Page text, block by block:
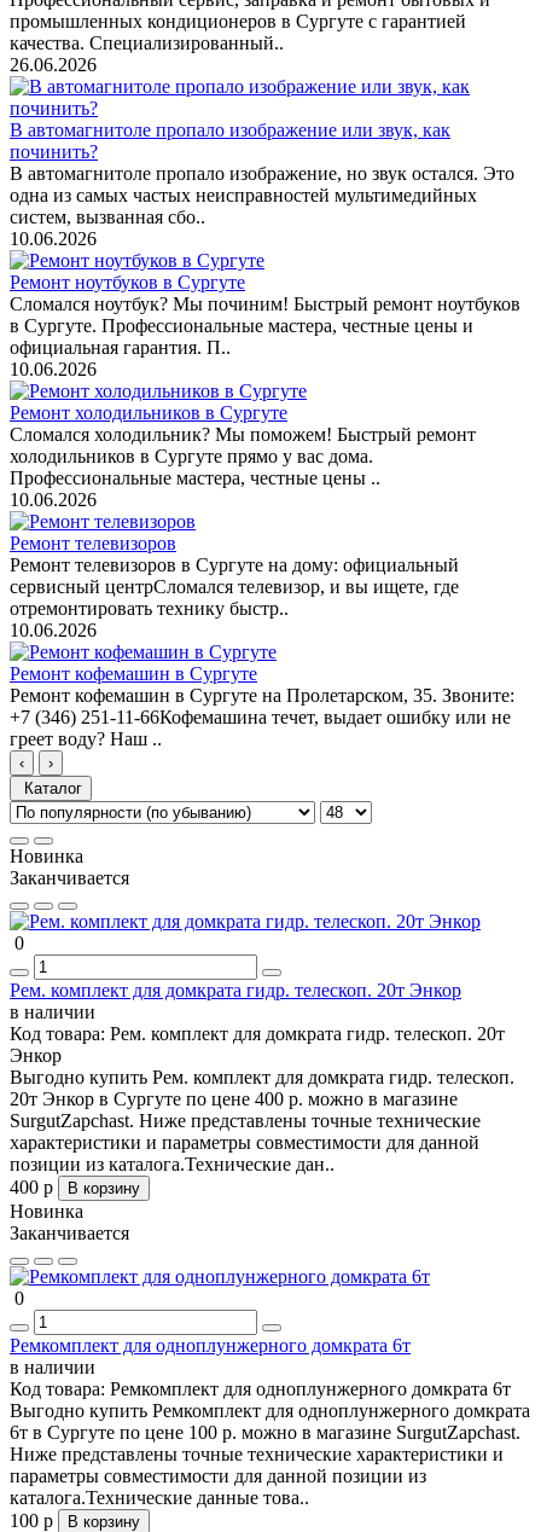
промышленных кондиционеров в Сургуте с гарантией
качества. Специализированный..
26.06.2026
В автомагнитоле пропало изображение или звук, как
починить?
В автомагнитоле пропало изображение, но звук остался. Это
одна из самых частых неисправностей мультимедийных
систем, вызванная сбо..
10.06.2026
Ремонт ноутбуков в Сургуте
Сломался ноутбук? Мы починим! Быстрый ремонт ноутбуков
в Сургуте. Профессиональные мастера, честные цены и
официальная гарантия. П..
10.06.2026
Ремонт холодильников в Сургуте
Сломался холодильник? Мы поможем! Быстрый ремонт
холодильников в Сургуте прямо у вас дома.
Профессиональные мастера, честные цены ..
10.06.2026
Ремонт телевизоров
Ремонт телевизоров в Сургуте на дому: официальный
сервисный центрСломался телевизор, и вы ищете, где
отремонтировать технику быстр..
10.06.2026
Ремонт кофемашин в Сургуте
Ремонт кофемашин в Сургуте на Пролетарском, 35. Звоните:
+7 (346) 251-11-66Кофемашина течет, выдает ошибку или не
греет воду? Наш ..
‹
›
Каталог
Новинка
Заканчивается
0
Рем. комплект для домкрата гидр. телескоп. 20т Энкор
в наличии
Код товара: Рем. комплект для домкрата гидр. телескоп. 20т
Энкор
Выгодно купить Рем. комплект для домкрата гидр. телескоп.
20т Энкор в Сургуте по цене 400 р. можно в магазине
SurgutZapchast. Ниже представлены точные технические
характеристики и параметры совместимости для данной
позиции из каталога.Технические дан..
400 р
В корзину
Новинка
Заканчивается
0
Ремкомплект для одноплунжерного домкрата 6т
в наличии
Код товара: Ремкомплект для одноплунжерного домкрата 6т
Выгодно купить Ремкомплект для одноплунжерного домкрата
6т в Сургуте по цене 100 р. можно в магазине SurgutZapchast.
Ниже представлены точные технические характеристики и
параметры совместимости для данной позиции из
каталога.Технические данные това..
100 р
В корзину